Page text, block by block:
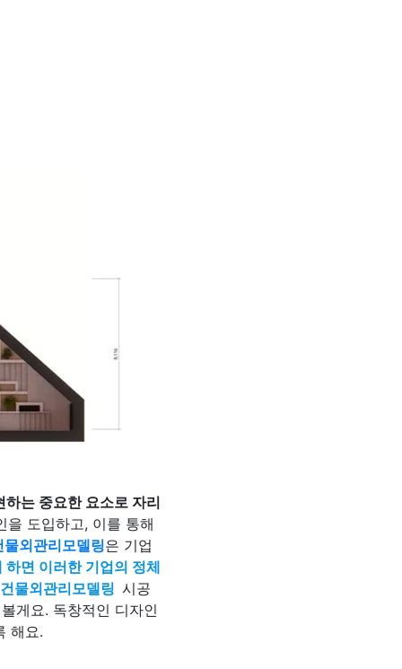
는 중요한 요소로 자리
을 도입하고, 이를 통해
물외관리모델링은 기업
하면 이러한 기업의 정체
건물외관리모델링 시공
게요. 독창적인 디자인
해요.